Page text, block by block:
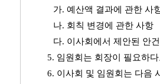
가. 예산액 결과에 관한 사
나. 회칙 변경에 관한 사항
다. 이사회에서 제안된 안
5. 임원회는 회장이 필요하
6. 이사회 및 임원회는 다음